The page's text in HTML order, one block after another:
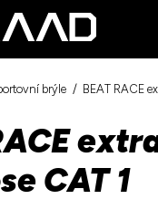
brýle BEAT RACE
CAT 1